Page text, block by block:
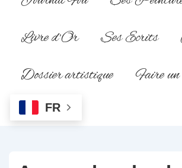
Livre d’Or
Ses Ecrits
Dossier artistique
Faire un
FR